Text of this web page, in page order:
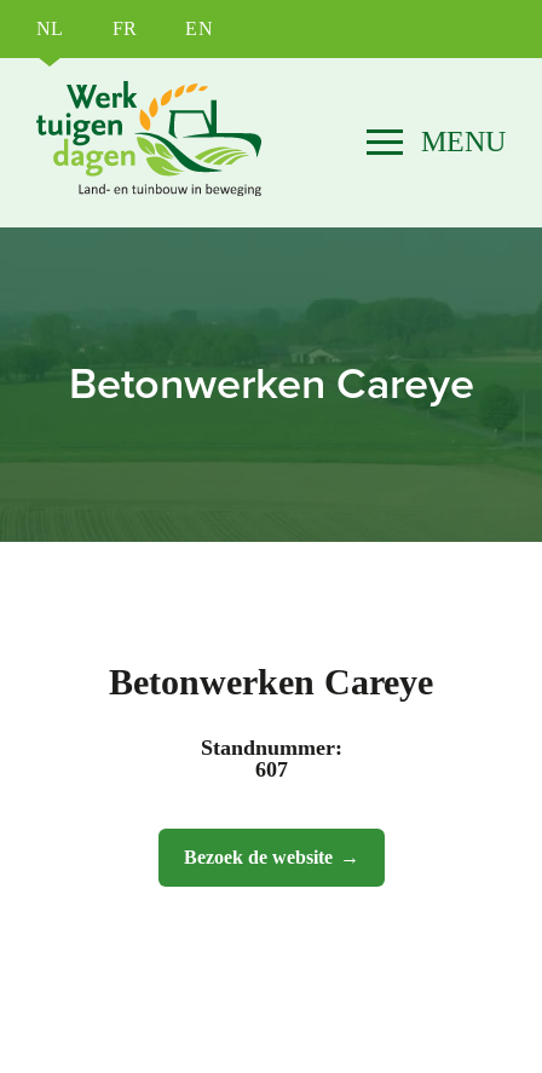
NL FR EN
Betonwerken Careye
Betonwerken Careye
Standnummer:
607
Bezoek de website